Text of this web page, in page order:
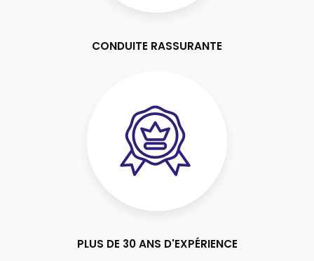
CONDUITE RASSURANTE
PLUS DE 30 ANS D'EXPÉRIENCE